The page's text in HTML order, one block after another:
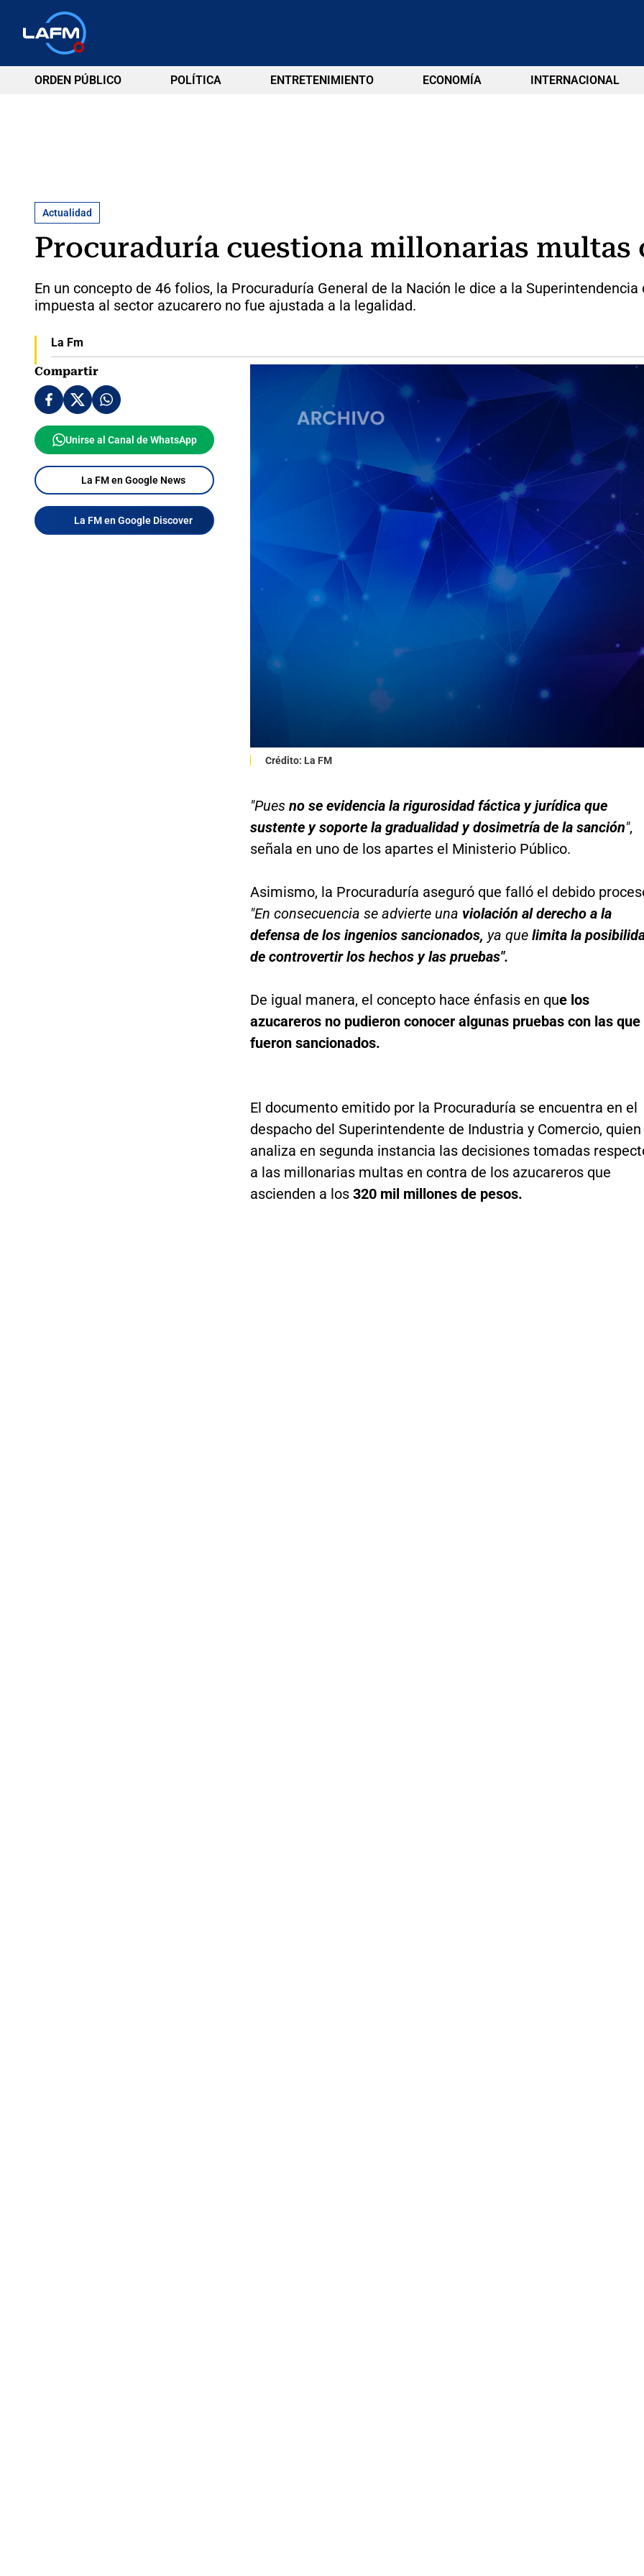
ORDEN PÚBLICO POLÍTICA ENTRETENIMIENTO ECONOMÍA INTERNACIONAL
Actualidad
Procuraduría cuestiona millonarias multas
En un concepto de 46 folios, la Procuraduría General de la Nación le dice a la
impuesta al sector azucarero no fue ajustada a la legalidad.
La Fm
Compartir
Unirse al Canal de WhatsApp
La FM en Google News
La FM en Google Discover
Crédito: La FM
"Puesno se evidencia la rigurosidad fáctica y jurídica que
sustente y soporte la gradualidad y dosimetría de la sanción",
señala en uno de los apartes el Ministerio Público.
Asimismo, la Procuraduría aseguró que falló el debido
"En consecuencia se advierte una violación al derecho a la
defensa de los ingenios sancionados, ya quelimita la
de controvertir los hechos y las pruebas".
De igual manera, el concepto hace énfasis en que los
azucareros no pudieron conocer algunas pruebas con las que
fueron sancionados.
El documento emitido por la Procuraduría se encuentra en el
despacho del Superintendente de Industria y Comercio, quien
analiza en segunda instancia las decisiones tomadas
a las millonarias multas en contra de los azucareros que
ascienden a los320 mil millones de pesos.